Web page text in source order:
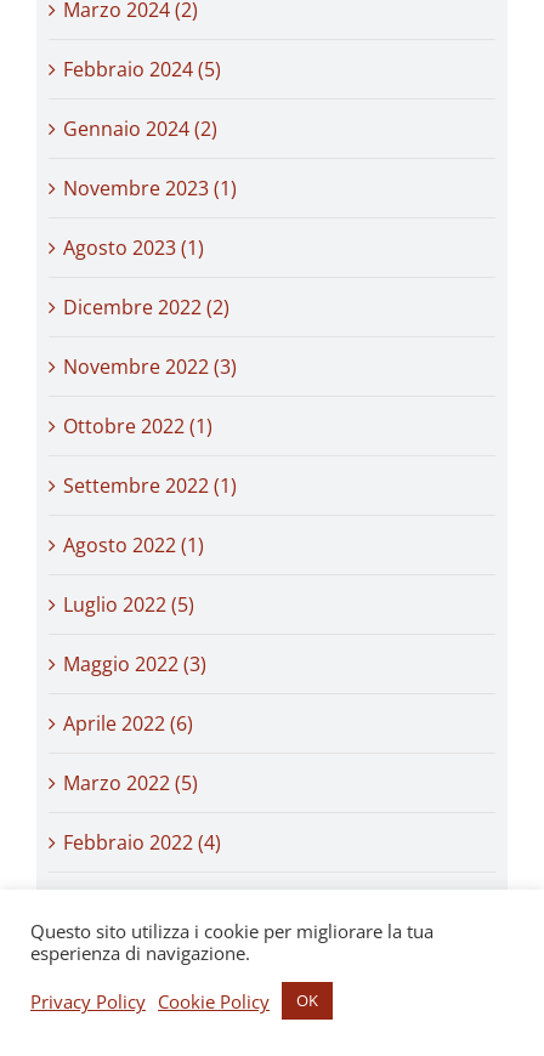
Marzo 2024 (2)
Febbraio 2024 (5)
Gennaio 2024 (2)
Novembre 2023 (1)
Agosto 2023 (1)
Dicembre 2022 (2)
Novembre 2022 (3)
Ottobre 2022 (1)
Settembre 2022 (1)
Agosto 2022 (1)
Luglio 2022 (5)
Maggio 2022 (3)
Aprile 2022 (6)
Marzo 2022 (5)
Febbraio 2022 (4)
Settembre 2021 (1)
Ottobre 2020 (1)
Questo sito utilizza i cookie per migliorare la tua
esperienza di navigazione.
Privacy Policy Cookie Policy OK